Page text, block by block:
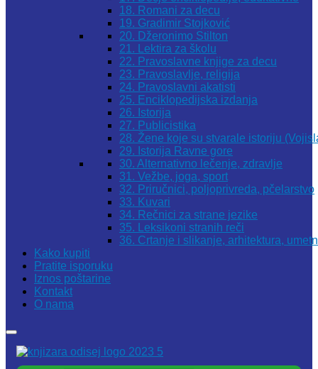
18. Romani za decu
19. Gradimir Stojković
20. Džeronimo Stilton
21. Lektira za školu
22. Pravoslavne knjige za decu
23. Pravoslavlje, religija
24. Pravoslavni akatisti
25. Enciklopedijska izdanja
26. Istorija
27. Publicistika
28. Žene koje su stvarale istoriju
29. Istorija Ravne gore
30. Alternativno lečenje, zdravlje
31. Vežbe, joga, sport
32. Priručnici, poljoprivreda, pčelarstvo
33. Kuvari
34. Rečnici za strane jezike
35. Leksikoni stranih reči
36. Crtanje i slikanje, arhitektura,
Kako kupiti
Pratite isporuku
Iznos poštarine
Kontakt
O nama